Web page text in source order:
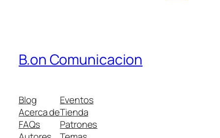
B.on Comunicacion
Blog
Acerca de
FAQs
Eventos
Tienda
Patrones